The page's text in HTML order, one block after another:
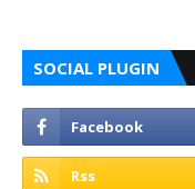
SOCIAL PLUGIN